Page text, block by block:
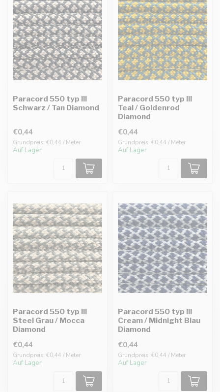
Paracord 550 typ III
Schwarz / Tan Diamond
€0,44
Grundpreis: €0,44 / Meter
Auf Lager
Paracord 550 typ III
Teal / Goldenrod
Diamond
€0,44
Grundpreis: €0,44 / Meter
Auf Lager
Paracord 550 typ III
Steel Grau / Mocca
Diamond
€0,44
Grundpreis: €0,44 / Meter
Auf Lager
Paracord 550 typ III
Cream / Midnight Blau
Diamond
€0,44
Grundpreis: €0,44 / Meter
Auf Lager